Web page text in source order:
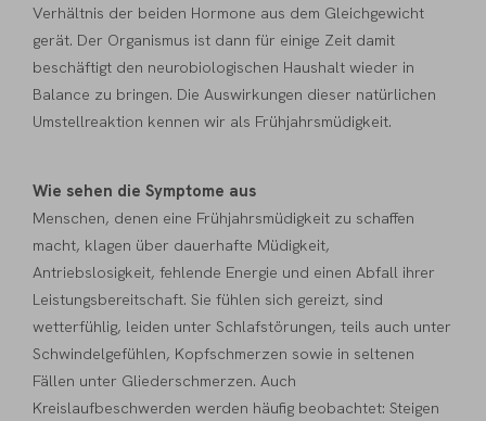
Verhältnis der beiden Hormone aus dem Gleichgewicht
gerät. Der Organismus ist dann für einige Zeit damit
beschäftigt den neurobiologischen Haushalt wieder in
Balance zu bringen. Die Auswirkungen dieser natürlichen
Umstellreaktion kennen wir als Frühjahrsmüdigkeit.
Wie sehen die Symptome aus
Menschen, denen eine Frühjahrsmüdigkeit zu schaffen
macht, klagen über dauerhafte Müdigkeit,
Antriebslosigkeit, fehlende Energie und einen Abfall ihrer
Leistungsbereitschaft. Sie fühlen sich gereizt, sind
wetterfühlig, leiden unter Schlafstörungen, teils auch unter
Schwindelgefühlen, Kopfschmerzen sowie in seltenen
Fällen unter Gliederschmerzen. Auch
Kreislaufbeschwerden werden häufig beobachtet: Steigen